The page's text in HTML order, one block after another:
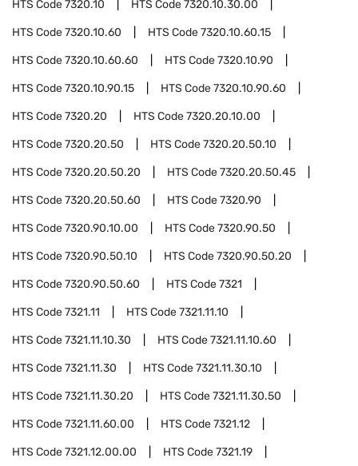
HTS Code7320.10 HTS Code7320.10.30.00
HTS Code7320.10.60 HTS Code7320.10.60.15
HTS Code7320.10.60.60 HTS Code7320.10.90
HTS Code7320.10.90.15 HTS Code7320.10.90.60
HTS Code7320.20 HTS Code7320.20.10.00
HTS Code7320.20.50 HTS Code7320.20.50.10
HTS Code7320.20.50.20 HTS Code7320.20.50.45
HTS Code7320.20.50.60 HTS Code7320.90
HTS Code7320.90.10.00 HTS Code7320.90.50
HTS Code7320.90.50.10 HTS Code7320.90.50.20
HTS Code7320.90.50.60 HTS Code7321
HTS Code7321.11 HTS Code7321.11.10
HTS Code7321.11.10.30 HTS Code7321.11.10.60
HTS Code7321.11.30 HTS Code7321.11.30.10
HTS Code7321.11.30.20 HTS Code7321.11.30.50
HTS Code7321.11.60.00 HTS Code7321.12
HTS Code7321.12.00.00 HTS Code7321.19